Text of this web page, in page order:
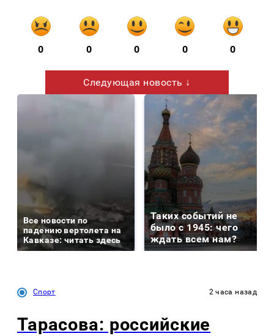
0 0 0 0 0
Следующая новость ↓
Все новости по
падению вертолета на
Кавказе: читать здесь
Таких событий не
было с 1945: чего
ждать всем нам?
Спорт 2 часа назад
Тарасова: российские